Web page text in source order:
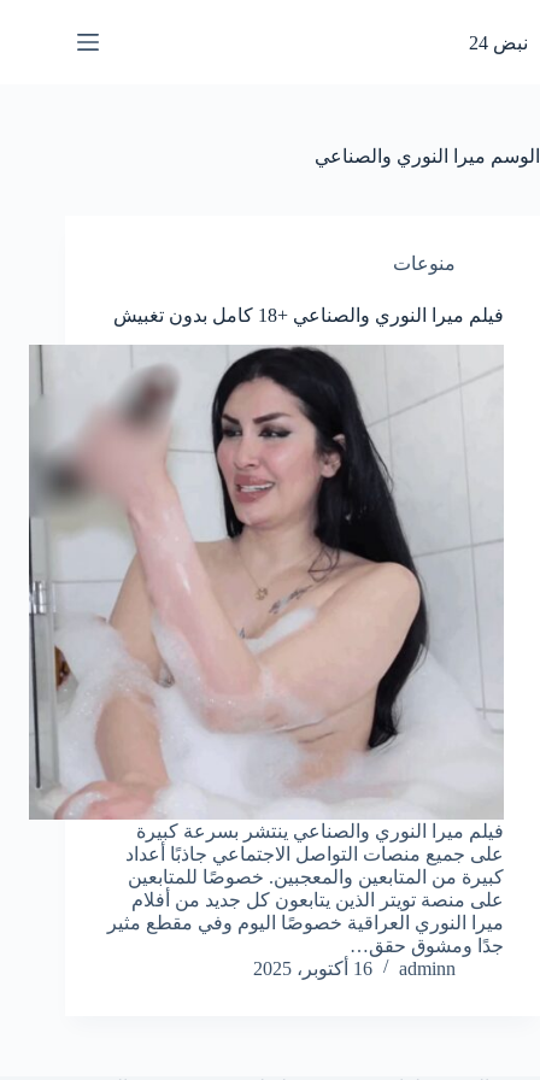
المحتوى
نبض 24
الوسم ميرا النوري والصناعي
منوعات
فيلم ميرا النوري والصناعي +18 كامل بدون تغبيش
فيلم ميرا النوري والصناعي ينتشر بسرعة كبيرة
على جميع منصات التواصل الاجتماعي جاذبًا أعداد
كبيرة من المتابعين والمعجبين. خصوصًا للمتابعين
على منصة تويتر الذين يتابعون كل جديد من أفلام
ميرا النوري العراقية خصوصًا اليوم وفي مقطع مثير
جدًا ومشوق حقق…
adminn
16 أكتوبر، 2025